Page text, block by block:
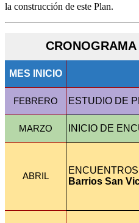
la construcción de este Plan.